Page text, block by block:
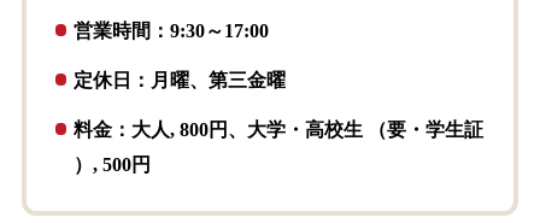
営業時間：9:30～17:00
定休日：月曜、第三金曜
料金：大人, 800円、大学・高校生 （要・学生証
）, 500円